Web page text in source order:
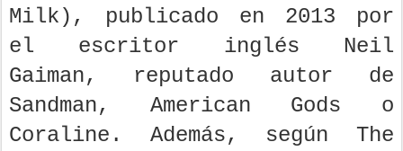
Milk), publicado en 2013 por
el escritor inglés Neil
Gaiman, reputado autor de
Sandman, American Gods o
Coraline. Además, según The